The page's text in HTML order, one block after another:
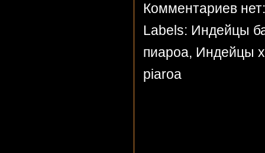
Комментариев
Labels: Индейцы
пиароа, Индейцы
piaroa